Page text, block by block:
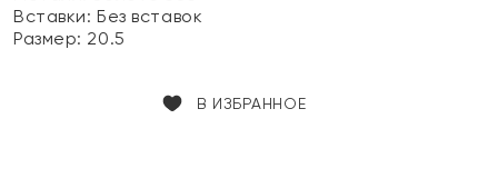
Вставки:Без вставок
Размер: 20.5
В ИЗБРАННОЕ